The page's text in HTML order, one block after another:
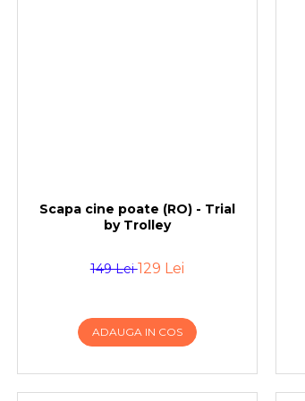
Scapa cine poate (RO) - Trial
by Trolley
149 Lei129 Lei
ADAUGA IN COS